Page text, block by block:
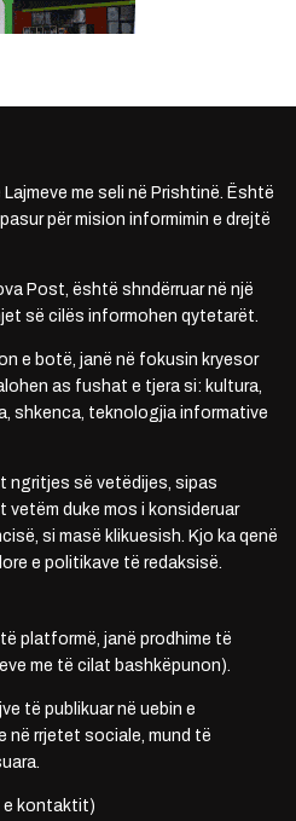
me seli në Prishtinë. Është
për mision informimin e drejtë
Post, është shndërruar në një
së cilës informohen qytetarët.
e botë, janë në fokusin kryesor
as fushat e tjera si: kultura,
shkenca, teknologjia informative
ngritjes së vetëdijes, sipas
vetëm duke mos i konsideruar
si masë klikuesish. Kjo ka qenë
e politikave të redaksisë.
platformë, janë prodhime të
me të cilat bashkëpunon).
të publikuar në uebin e
në rrjetet sociale, mund të
e kontaktit)